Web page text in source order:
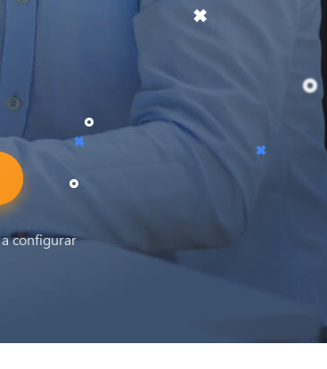
configurar